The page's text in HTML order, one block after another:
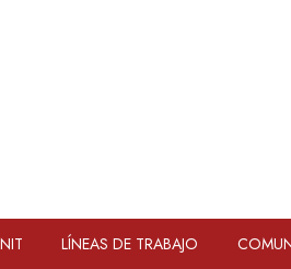
LÍNEAS DE TRABAJO